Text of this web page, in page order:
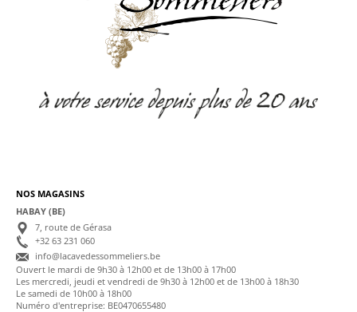
NOS MAGASINS
HABAY (BE)
7, route de Gérasa
+32 63 231 060
info@lacavedessommeliers.be
Ouvert le mardi de 9h30 à 12h00 et de 13h00 à 17h00
Les mercredi, jeudi et vendredi de 9h30 à 12h00 et de 13h00 à 18h30
Le samedi de 10h00 à 18h00
Numéro d'entreprise: BE0470655480